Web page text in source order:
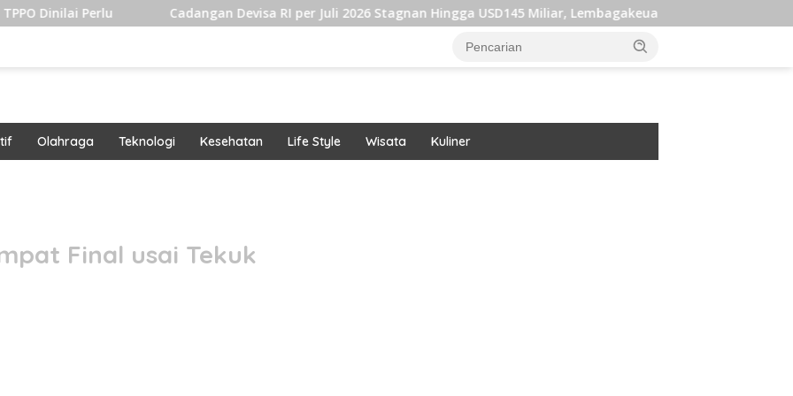
Cadangan Devisa RI per Juli 2026 Stagnan Hingga USD145 Miliar, Lembagakeuanganpusat Ungkap Pengaruh
Olahraga Teknologi Kesehatan Life Style Wisata Kuliner
Final usai Tekuk